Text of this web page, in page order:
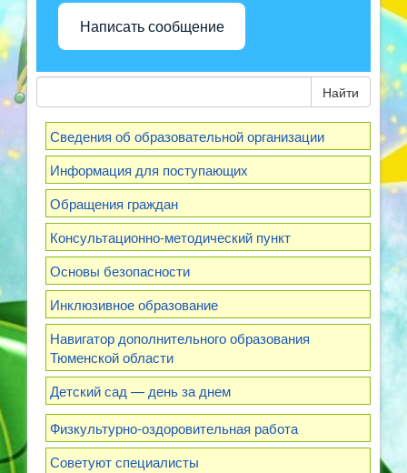
Написать сообщение
Найти
Сведения об образовательной организации
Информация для поступающих
Обращения граждан
Консультационно-методический пункт
Основы безопасности
Инклюзивное образование
Навигатор дополнительного образования
Тюменской области
Детский сад — день за днем
Физкультурно-оздоровительная работа
Советуют специалисты